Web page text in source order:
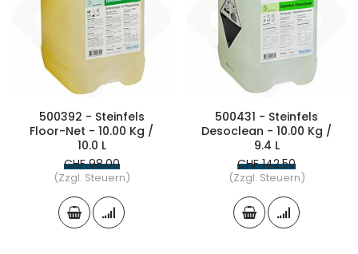
500392 - Steinfels
Floor-Net - 10.00 Kg /
10.0 L
CHF 98.00
(Zzgl. Steuern)
500431 - Steinfels
Desoclean - 10.00 Kg /
9.4 L
CHF 142.50
(Zzgl. Steuern)